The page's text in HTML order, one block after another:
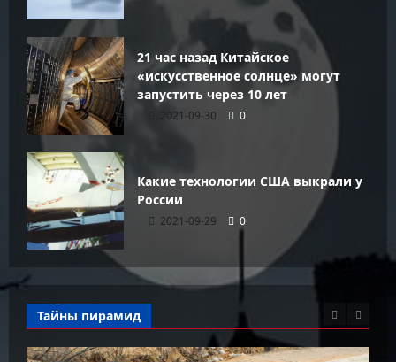
21 час назад Китайское
«искусственное солнце» могут
запустить через 10 лет
2021-09-30 0
Какие технологии США выкрали у
России
2021-09-29 0
Тайны пирамид